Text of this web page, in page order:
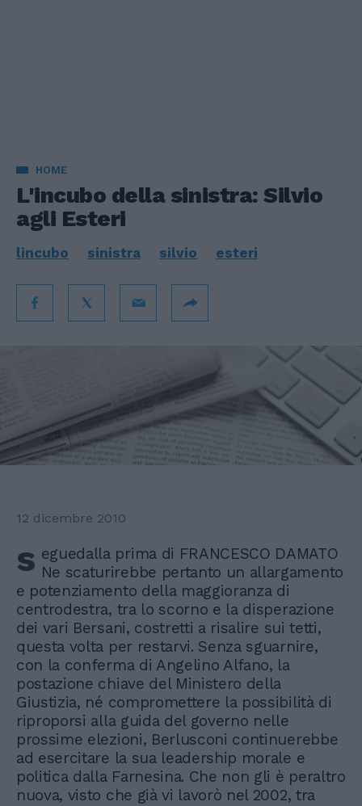
HOME
L'incubo della sinistra: Silvio
agli Esteri
lincubo sinistra silvio esteri
12 dicembre 2010
s eguedalla prima di FRANCESCO DAMATO
Ne scaturirebbe pertanto un allargamento
e potenziamento della maggioranza di
centrodestra, tra lo scorno e la disperazione
dei vari Bersani, costretti a risalire sui tetti,
questa volta per restarvi. Senza sguarnire,
con la conferma di Angelino Alfano, la
postazione chiave del Ministero della
Giustizia, né compromettere la possibilità di
riproporsi alla guida del governo nelle
prossime elezioni, Berlusconi continuerebbe
ad esercitare la sua leadership morale e
politica dalla Farnesina. Che non gli è peraltro
nuova, visto che già vi lavorò nel 2002, tra